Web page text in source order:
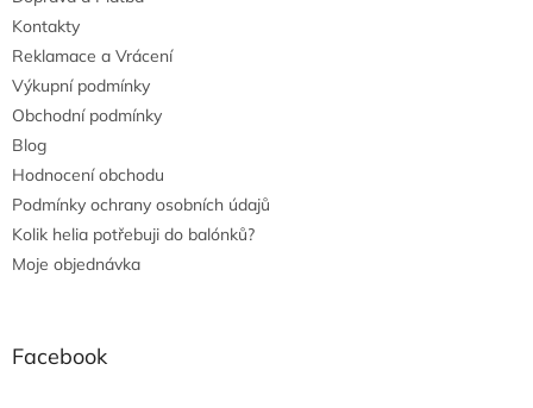
Kontakty
Reklamace a Vrácení
Výkupní podmínky
Obchodní podmínky
Blog
Hodnocení obchodu
Podmínky ochrany osobních údajů
Kolik helia potřebuji do balónků?
Moje objednávka
Facebook